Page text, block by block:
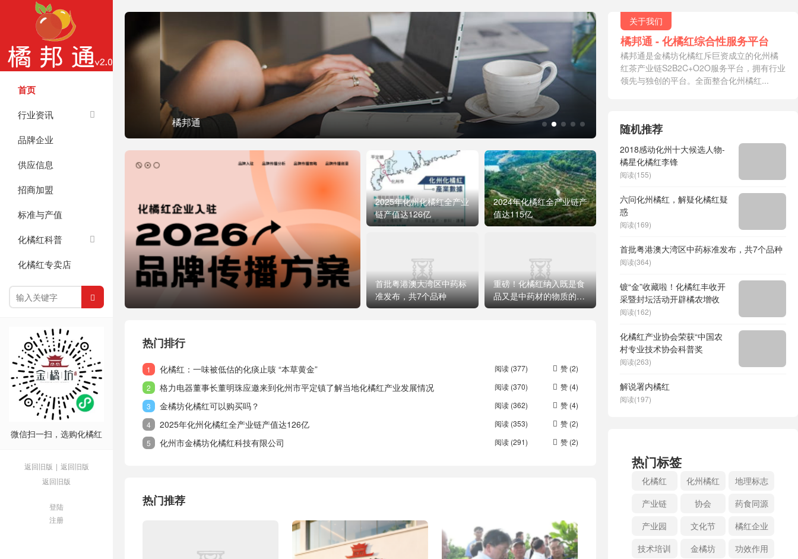
首页
行业资讯
品牌企业
供应信息
招商加盟
标准与产值
化橘红科普
化橘红专卖店

微信扫一扫，选购化橘红
返回旧版 | 返回旧版
返回旧版
登陆
注册
橘邦通 橘邦通

2025年化州化橘红全产业
链产值达126亿
2024年化橘红全产业链产
值达115亿
首批粤港澳大湾区中药标
准发布，共7个品种
重磅！化橘红纳入既是食
品又是中药材的物质的公
告
热门排行
阅读 (377)  赞 (2)
1 化橘红：一味被低估的化痰止咳 “本草黄金”
阅读 (370)  赞 (4)
2 格力电器董事长董明珠应邀来到化州市平定镇了解当地化橘红产业发展情况
阅读 (362)  赞 (4)
3 金橘坊化橘红可以购买吗？
阅读 (353)  赞 (2)
4 2025年化州化橘红全产业链产值达126亿
阅读 (291)  赞 (2)
5 化州市金橘坊化橘红科技有限公司
热门推荐
关于我们
橘邦通 - 化橘红综合性服务平台
橘邦通是金橘坊化橘红斥巨资成立的化州橘
红茶产业链S2B2C+O2O服务平台，拥有行业
领先与独创的平台。全面整合化州橘红...
随机推荐
2018感动化州十大候选人物-
橘星化橘红李锋
阅读(155)
六问化州橘红，解疑化橘红疑
惑
阅读(169)
首批粤港澳大湾区中药标准发布，共7个品种
阅读(364)
镀“金”收藏啦！化橘红丰收开
采暨封坛活动开辟橘农增收
阅读(162)
化橘红产业协会荣获“中国农
村专业技术协会科普奖
阅读(263)
解说署内橘红
阅读(197)
热门标签
化橘红 化州橘红
地理标志
产业链
协会
药食同源
产业园
文化节
橘红企业
技术培训
金橘坊
功效作用